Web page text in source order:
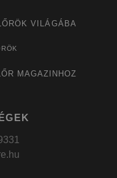
VILÁGÁBA
MAGAZINHOZ